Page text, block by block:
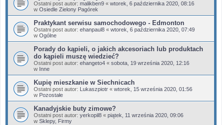
Ostatni post autor: malikben9 « wtorek, 6 października 2020, 08:16
w Osiedle Zielony Pagórek
Praktykant serwisu samochodowego - Edmonton
Ostatni post autor: ehanpaul8 « wtorek, 6 października 2020, 07:49
w Ogólne
Porady do kąpieli, o jakich akcesoriach lub produktach
do kąpieli muszę wiedzieć?
Ostatni post autor: ehangeto4 « sobota, 19 września 2020, 12:16
w Inne
Kupię mieszkanie w Siechnicach
Ostatni post autor: Lukaszpiotr « wtorek, 15 września 2020, 01:56
w Pozostałe
Kanadyjskie buty zimowe?
Ostatni post autor: yerkopil8 « piątek, 11 września 2020, 09:06
w Sklepy, Firmy